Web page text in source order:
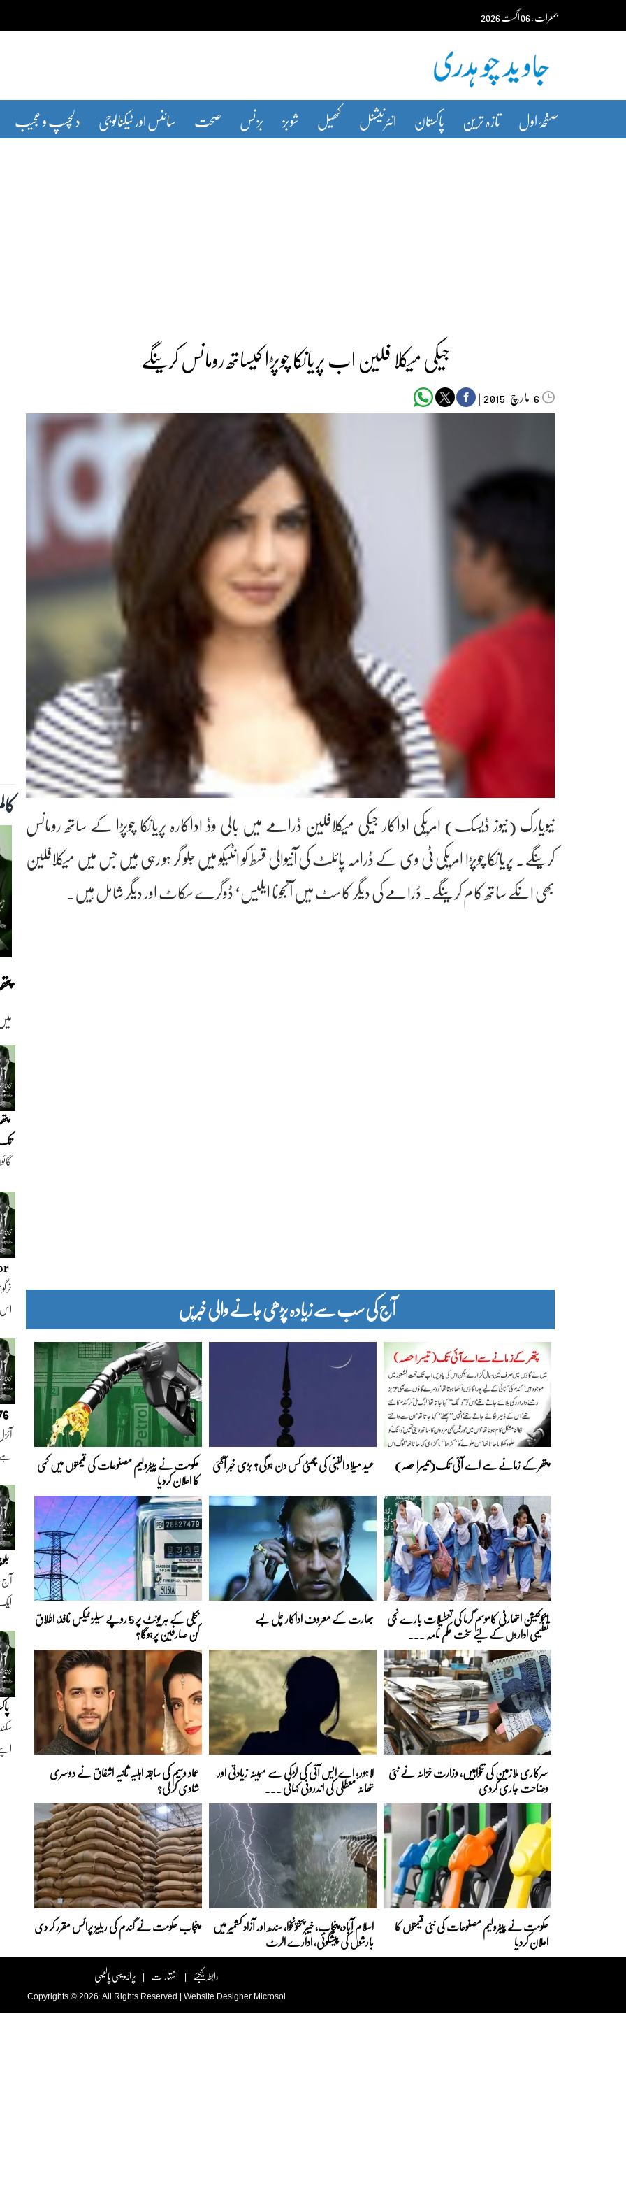
content جمعرات‬‮،06اگست‬‮2026
صفحۂ اول تازہ ترین پاکستان انٹرنیشنل کھیل شوبز بزنس صحت سائنس اور ٹیکنالوجی دلچسپ و عجیب
جیکی میکلا فلین اب پریانکا چوپڑا کیساتھ رومانس کرینگے
6مارچ‬‮ |
نیویارک (نیوز ڈیسک) امریکی اداکار جیکی میکلافلین ڈرامے میں بالی وڈ اداکارہ پریانکا چوپڑا کے ساتھ رومانس
کرینگے۔ پریانکا چوپڑا امریکی ٹی وی کے ڈرامہ پائلٹ کی آنیوالی قسط کو انٹیکو میں جلو گر ہو رہی ہیں جس میں میکلافلین
بھی انکے ساتھ کام کرینگے۔ ڈرامے کی دیگر کاسٹ میں آنجونا ایلیس‘ ڈوگرے سکاٹ اور دیگر شامل ہیں۔
آج کی سب سے زیادہ پڑھی جانے والی خبریں
پتھر کے زمانے سے اے آئی تک(تیسرا حصہ) عید میلاد النبیؐ کی چھٹی کس دن ہوگی؟ بڑی خبر آگئی حکومت نے پیٹرولیم مصنوعات کی قیمتوں میں کمی
کا اعلان کردیا
ایجوکیشن اتھارٹی کاموسمِ گرما کی تعطیلات بارے نجی
تعلیمی اداروں کے لیے سخت حکم نامہ ...
بھارت کے معروف اداکار چل بسے بجلی کے ہر یونٹ پر 5 روپے سیلز ٹیکس نافذ، اطلاق
کن صارفین پرہوگا؟
سرکاری ملازمین کی تنخواہیں، وزارت خزانہ نے نئی
وضاحت جاری کردی
لاہور؛ اے ایس آئی کی لڑکی سے مبینہ زیادتی اور
تھانہ معطلی کی اندرونی کہانی ...
عماد وسیم کی سابقہ اہلیہ ثانیہ اشفاق نے دوسری
شادی کر لی؟
حکومت نے پیٹرولیم مصنوعات کی نئی قیمتوں کا
اعلان کردیا
اسلام آباد، پنجاب، خیبرپختونخوا، سندھ اور آزاد کشمیر میں
بارشوں کی پیشگوئی، ادارے الرٹ
پنجاب حکومت نے گندم کی ریلیز پرائس مقرر کر دی‎
رابطہ کیجئے | اشتہارات | پرائیویسی پالیسی
Copyrights © 2026. All Rights Reserved | Website Designer Microsol